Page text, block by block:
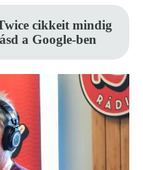
cikkeit mindig
a Google-ben